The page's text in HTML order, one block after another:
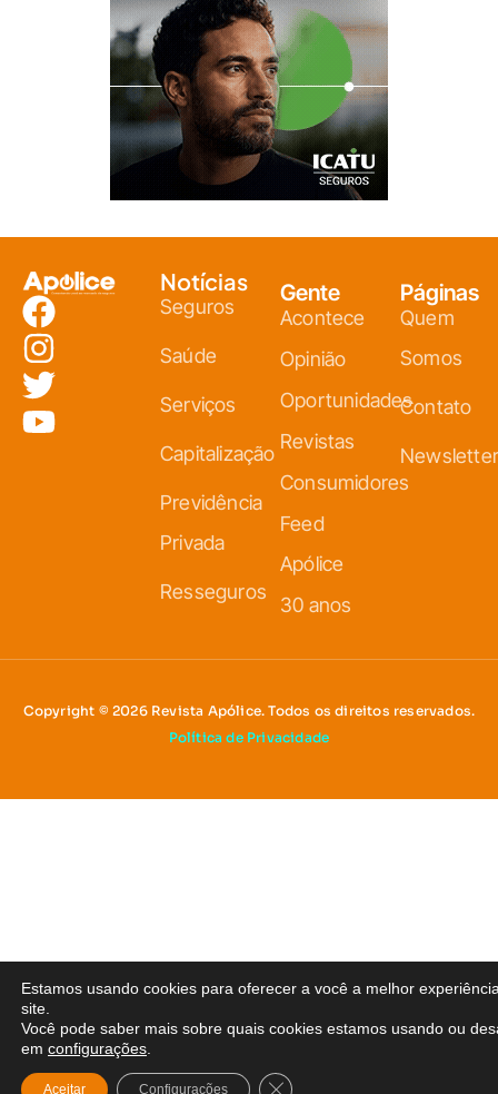
Notícias
Seguros
Saúde
Serviços
Capitalização
Previdência
Privada
Resseguros
Gente
Acontece
Opinião
Oportunidades
Revistas
Consumidores
Feed
Apólice
30 anos
Páginas
Quem
Somos
Contato
Newsletter
Copyright © 2026 Revista Apólice. Todos os direitos reservados.
Política de Privacidade
Estamos usando cookies para oferecer a você a melhor
site.
Você pode saber mais sobre quais cookies estamos usando ou
em configurações
Aceitar Configurações Close GDPR Cookie Banner